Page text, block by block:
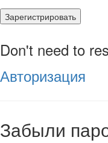
Зарегистрировать
Don't need to
Авторизация
Забыли